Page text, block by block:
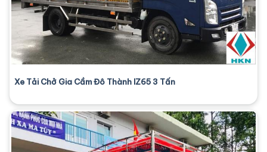
Xe Tải Chở Gia Cầm Đô Thành IZ65 3 Tấn